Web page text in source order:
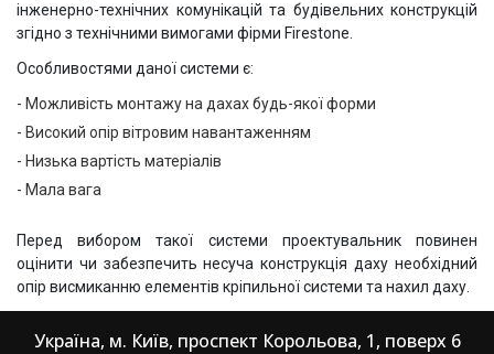
інженерно-технічних комунікацій та будівельних конструкцій
згідно з технічними вимогами фірми Firestone.
Особливостями даної системи є:
Можливість монтажу на дахах будь-якої форми
Високий опір вітровим навантаженням
Низька вартість матеріалів
Мала вага
Перед вибором такої системи проектувальник повинен
оцінити чи забезпечить несуча конструкція даху необхідний
опір висмиканню елементів кріпильної системи та нахил даху.
Україна, м. Київ, проспект Корольова, 1, поверх 6